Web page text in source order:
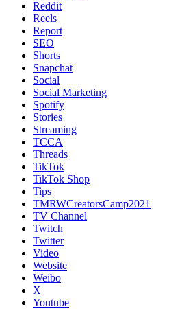
Reddit
Reels
Report
SEO
Shorts
Snapchat
Social
Social Marketing
Spotify
Stories
Streaming
TCCA
Threads
TikTok
TikTok Shop
Tips
TMRWCreatorsCamp2021
TV Channel
Twitch
Twitter
Video
Website
Weibo
X
Youtube